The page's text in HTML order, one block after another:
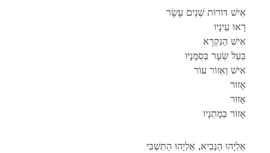
אִישׁ דּוֹרוֹת שְׁנֵים עָשָׂר
רָאוּ עֵינָיו
אִישׁ הַנִּקְרָא
בַּעַל שֵׂעָר בְּסִמָּנָיו
אִישׁ וְאֵזוֹר עוֹר
אָזוּר
אָזוּר
אָזוּר בְּמָתְנָיו
אֵלִיָהוּ הַנָבִיא, אֵלִיָהוּ הַתִּשְׁבִּי